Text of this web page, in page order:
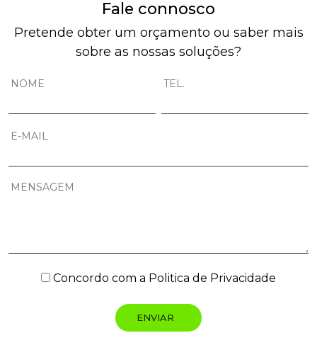
Fale connosco
Pretende obter um orçamento ou saber mais
sobre as nossas soluções?
Concordo com a Politica de Privacidade